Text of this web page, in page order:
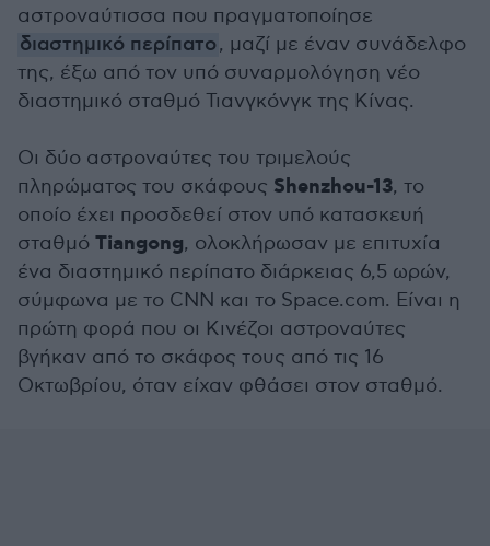
αστροναύτισσα που πραγματοποίησε
διαστημικό περίπατο, μαζί με έναν συνάδελφο
της, έξω από τον υπό συναρμολόγηση νέο
διαστημικό σταθμό Τιανγκόνγκ της Κίνας.
Οι δύο αστροναύτες του τριμελούς
πληρώματος του σκάφους Shenzhou-13, το
οποίο έχει προσδεθεί στον υπό κατασκευή
σταθμό Tiangong, ολοκλήρωσαν με επιτυχία
ένα διαστημικό περίπατο διάρκειας 6,5 ωρών,
σύμφωνα με το CNN και το Space.com. Είναι η
πρώτη φορά που οι Κινέζοι αστροναύτες
βγήκαν από το σκάφος τους από τις 16
Οκτωβρίου, όταν είχαν φθάσει στον σταθμό.